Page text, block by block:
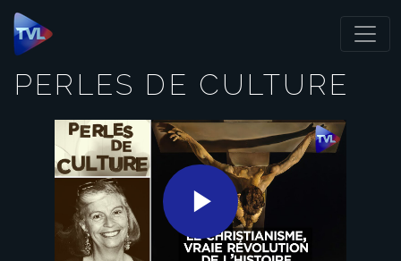
Panneau de gestion des cookies
PERLES DE CULTURE
Play